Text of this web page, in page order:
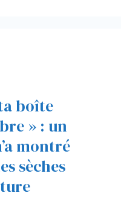
boîte
» : un
montré
sèches